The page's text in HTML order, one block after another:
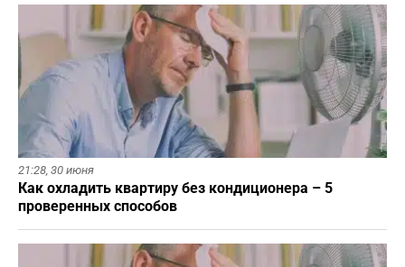
21:28, 30 июня
Как охладить квартиру без кондиционера – 5
проверенных способов